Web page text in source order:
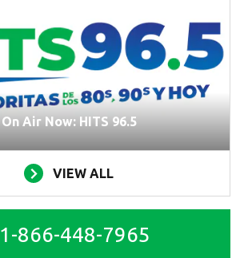
On Air Now: HITS 96.5
VIEW ALL
1-866-448-7965